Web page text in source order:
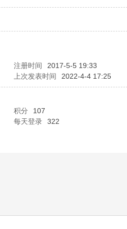
注册时间 2017-5-5 19:33
上次发表时间 2022-4-4 17:25
积分 107
每天登录 322